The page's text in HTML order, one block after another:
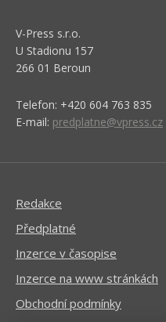
V-Press s.r.o.
U Stadionu 157
266 01 Beroun
Telefon: +420 604 763 835
E-mail: predplatne@vpress.cz
Redakce
Předplatné
Inzerce v časopise
Inzerce na www stránkách
Obchodní podmínky